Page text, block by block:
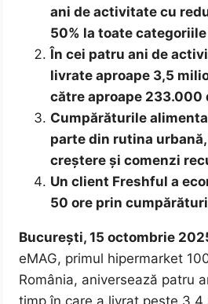
ani de activitate cu
50% la toate
În cei patru ani de
livrate aproape 3,5
către aproape 233.000
Cumpărăturile
parte din rutina
creștere și comenzi
Un client Freshful a
50 ore prin
București, 15 octombrie
eMAG, primul hipermarket
România, aniversează patru